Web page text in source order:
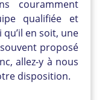
couramment
qualifiée et
en soit, une
proposé
allez-y à nous
disposition.